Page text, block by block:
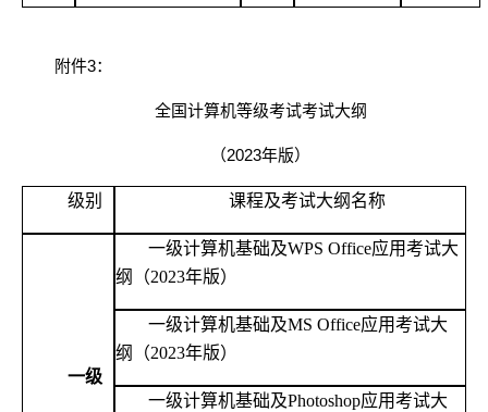
附件3：
全国计算机等级考试考试大纲
（2023年版）
级别 课程及考试大纲名称
一级
一级计算机基础及WPS Office应用考试大
纲（2023年版）
一级计算机基础及MS Office应用考试大
纲（2023年版）
一级计算机基础及Photoshop应用考试大